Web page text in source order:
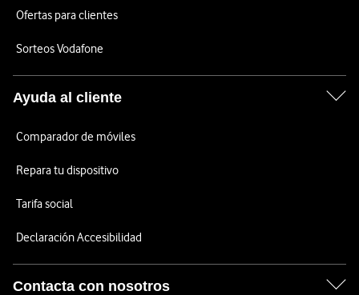
Ofertas para clientes
Sorteos Vodafone
Ayuda al cliente
Comparador de móviles
Repara tu dispositivo
Tarifa social
Declaración Accesibilidad
Contacta con nosotros